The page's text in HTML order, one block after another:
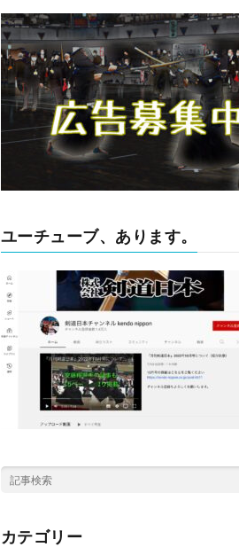
ユーチューブ、あります。
カテゴリー